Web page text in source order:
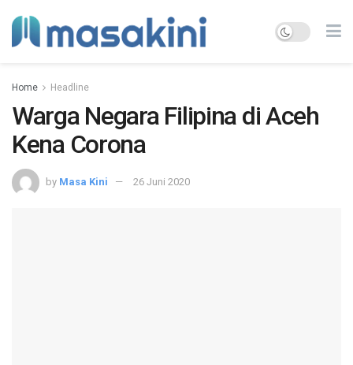
Home Headline
Warga Negara Filipina di Aceh
Kena Corona
by Masa Kini 26 Juni 2020